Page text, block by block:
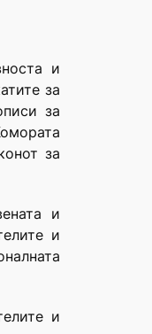
и
за
за
за
и
и
и